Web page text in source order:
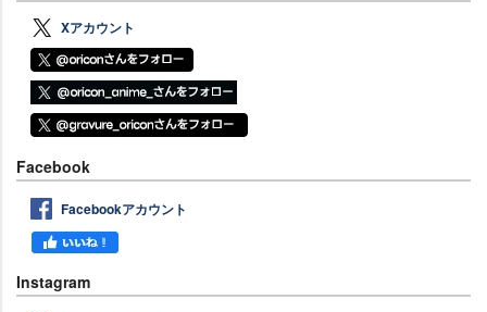
Xアカウント
Facebook
Facebookアカウント
Instagram